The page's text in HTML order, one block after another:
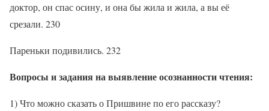
доктор, он спас осину, и она бы жила и жила, а вы её
срезали. 230
Пареньки подивились. 232
Вопросы и задания на выявление осознанности чтения:
1) Что можно сказать о Пришвине по его рассказу?